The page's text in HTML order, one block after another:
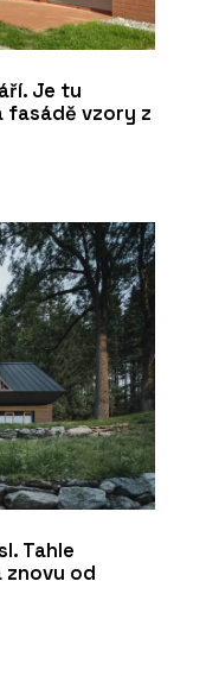
Je tu
fasádě vzory z
Tahle
znovu od